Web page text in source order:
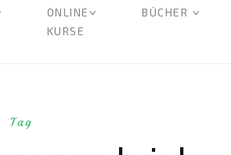
ONLINE
KURSE
BÜCHER
Tag